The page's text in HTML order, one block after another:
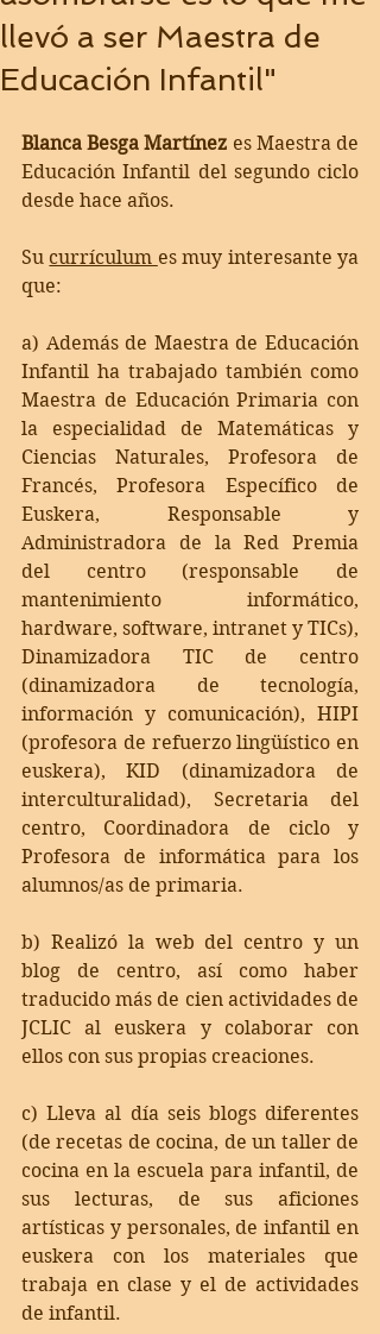
llevó a ser Maestra de
Educación Infantil"
Blanca Besga Martínez es Maestra de
Educación Infantil del segundo ciclo
desde hace años.
Su currículum es muy interesante ya
que:
a) Además de Maestra de Educación
Infantil ha trabajado también como
Maestra de Educación Primaria con
la especialidad de Matemáticas y
Ciencias Naturales, Profesora de
Francés, Profesora Específico de
Euskera, Responsable y
Administradora de la Red Premia
del centro (responsable de
mantenimiento informático,
hardware, software, intranet y TICs),
Dinamizadora TIC de centro
(dinamizadora de tecnología,
información y comunicación), HIPI
(profesora de refuerzo lingüístico en
euskera), KID (dinamizadora de
interculturalidad), Secretaria del
centro, Coordinadora de ciclo y
Profesora de informática para los
alumnos/as de primaria.
b) Realizó la web del centro y un
blog de centro, así como haber
traducido más de cien actividades de
JCLIC al euskera y colaborar con
ellos con sus propias creaciones.
c) Lleva al día seis blogs diferentes
(de recetas de cocina, de un taller de
cocina en la escuela para infantil, de
sus lecturas, de sus aficiones
artísticas y personales, de infantil en
euskera con los materiales que
trabaja en clase y el de actividades
de infantil.